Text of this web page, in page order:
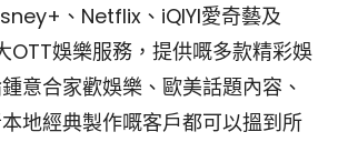
、Netflix、iQIYI愛奇藝及
娛樂服務，提供嘅多款精彩娛
意合家歡娛樂、歐美話題內容、
地經典製作嘅客戶都可以搵到所